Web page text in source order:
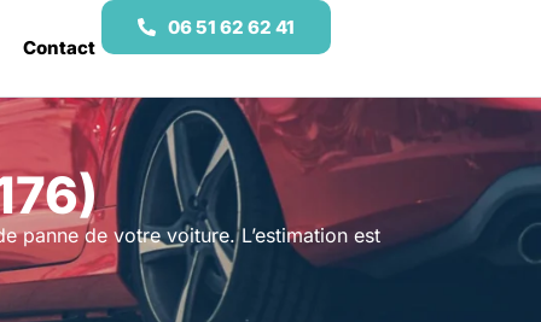
Contact
06 51 62 62 41
panne de votre voiture. L’estimation est